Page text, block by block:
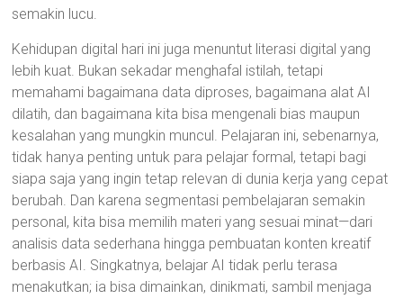
semakin lucu.
Kehidupan digital hari ini juga menuntut literasi digital yang
lebih kuat. Bukan sekadar menghafal istilah, tetapi
memahami bagaimana data diproses, bagaimana alat AI
dilatih, dan bagaimana kita bisa mengenali bias maupun
kesalahan yang mungkin muncul. Pelajaran ini, sebenarnya,
tidak hanya penting untuk para pelajar formal, tetapi bagi
siapa saja yang ingin tetap relevan di dunia kerja yang cepat
berubah. Dan karena segmentasi pembelajaran semakin
personal, kita bisa memilih materi yang sesuai minat—dari
analisis data sederhana hingga pembuatan konten kreatif
berbasis AI. Singkatnya, belajar AI tidak perlu terasa
menakutkan; ia bisa dimainkan, dinikmati, sambil menjaga